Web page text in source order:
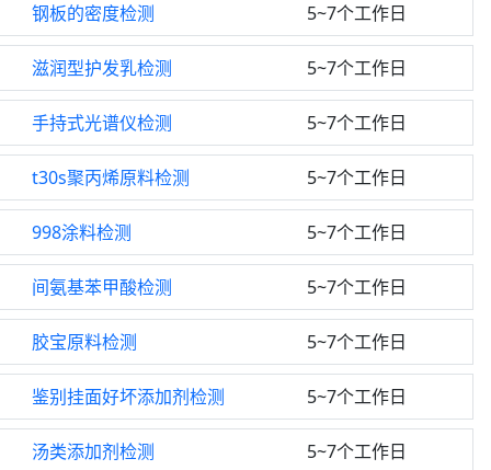
钢板的密度检测 5~7个工作日
滋润型护发乳检测 5~7个工作日
手持式光谱仪检测 5~7个工作日
t30s聚丙烯原料检测 5~7个工作日
998涂料检测 5~7个工作日
间氨基苯甲酸检测 5~7个工作日
胶宝原料检测 5~7个工作日
鉴别挂面好坏添加剂检测 5~7个工作日
汤类添加剂检测 5~7个工作日